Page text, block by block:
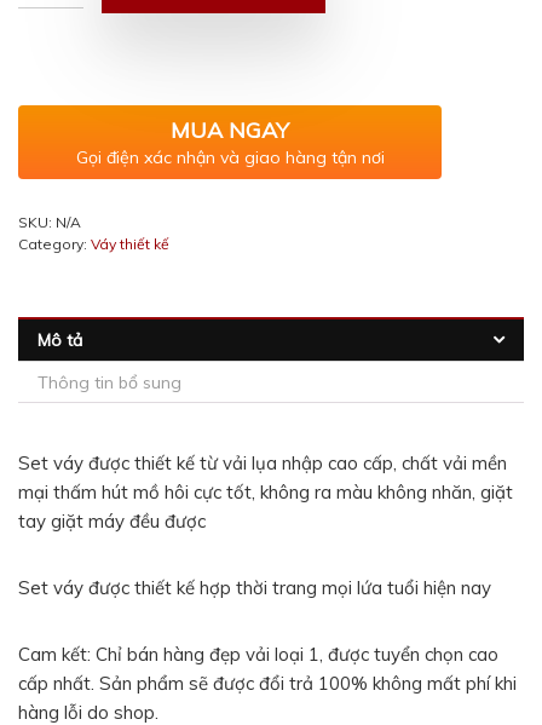
MUA NGAY
Gọi điện xác nhận và giao hàng tận nơi
SKU: N/A
Category: Váy thiết kế
Mô tả
Thông tin bổ sung
Set váy được thiết kế từ vải lụa nhập cao cấp, chất vải mền
mại thấm hút mồ hôi cực tốt, không ra màu không nhăn, giặt
tay giặt máy đều được
Set váy được thiết kế hợp thời trang mọi lứa tuổi hiện nay
Cam kết: Chỉ bán hàng đẹp vải loại 1, được tuyển chọn cao
cấp nhất. Sản phẩm sẽ được đổi trả 100% không mất phí khi
hàng lỗi do shop.